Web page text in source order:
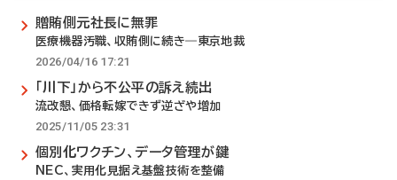
贈賄側元社長に無罪
医療機器汚職、収賄側に続き―東京地裁
2026/04/16 17:21
「川下」から不公平の訴え続出
流改懇、価格転嫁できず逆ざや増加
2025/11/05 23:31
個別化ワクチン、データ管理が鍵
NEC、実用化見据え基盤技術を整備